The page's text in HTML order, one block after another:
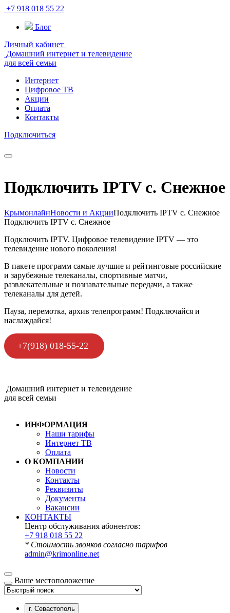
+7 918 018 55 22
Блог
Личный кабинет
Домашний интернет и телевидение
для всей семьи
Интернет
Цифровое ТВ
Акции
Оплата
Контакты
Подключиться
Подключить IPTV c. Снежное
КрымонлайнНовости и АкцииПодключить IPTV c. Снежное
Подключить IPTV c. Снежное
Подключить IPTV. Цифровое телевидение IPTV — это
телевидение нового поколения!
В пакете программ самые лучшие и рейтинговые российские
и зарубежные телеканалы, спортивные матчи,
развлекательные и познавательные передачи, а также
телеканалы для детей.
Пауза, перемотка, архив телепрограмм! Подключайся и
наслаждайся!
+7(918) 018-55-22
Домашний интернет и телевидение
для всей семьи
ИНФОРМАЦИЯ
Наши тарифы
Интернет ТВ
Оплата
О КОМПАНИИ
Новости
Контакты
Реквизиты
Документы
Вакансии
КОНТАКТЫ
Центр обслуживания абонентов:
+7 918 018 55 22
* Стоимость звонков согласно тарифов
admin@krimonline.net
Ваше местоположение
г. Севастополь